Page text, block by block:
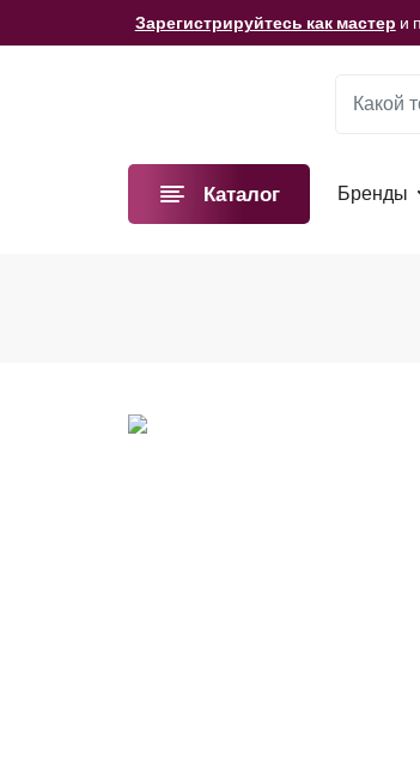
Зарегистрируйтесь как мастер и
Мы подготовили для вас
Каталог Бренды